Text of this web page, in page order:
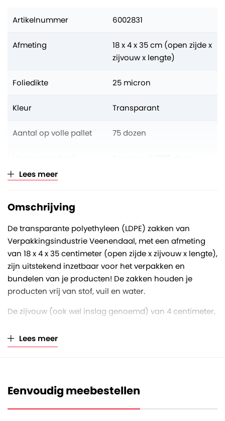
Artikelnummer 6002831
Afmeting
18 x 4 x 35 cm (open zijde x
zijvouw x lengte)
Foliedikte 25 micron
Kleur Transparant
Aantal op volle pallet 75 dozen
Lees meer
Omschrijving
De transparante polyethyleen (LDPE) zakken van
Verpakkingsindustrie Veenendaal, met een afmeting
van 18 x 4 x 35 centimeter (open zijde x zijvouw x lengte),
zijn uitstekend inzetbaar voor het verpakken en
bundelen van je producten! De zakken houden je
producten vrij van stof, vuil en water.
De zijvouw (ook wel inslag genoemd) van 4 centimeter,
centimeter. De LDPE zakken hebben een dikte van 25
micron. Eén micron is één duizendste van een
Deze zakken zijn volledig vervaardigd uit polyethyleen
en daarom ook volledig recyclebaar. De zakken zitten
Lees meer
Eenvoudig meebestellen